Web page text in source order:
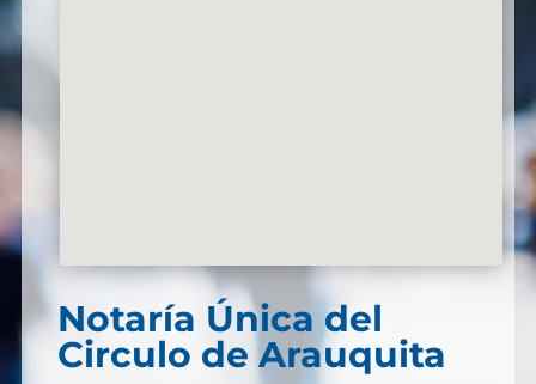
Notaría Única del
Circulo de Arauquita